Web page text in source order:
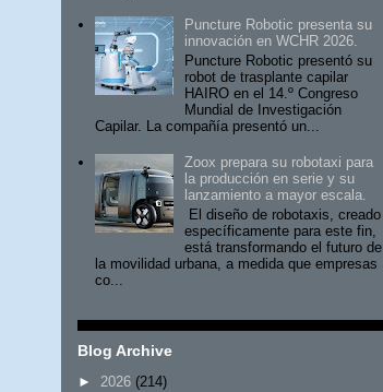
Puncture Robotic presenta su
innovación en WCHR 2026.
Puncture Robotic presentó su
robot de trasplante capilar
HAIRO en el 14.º Congreso
Mundial de Investigación
Capilar. La compañía presentó un...
Zoox prepara su robotaxi para
la producción en serie y su
lanzamiento a mayor escala.
El diseño de robotaxis, creado
específicamente para este fin,
está transformando el futuro de
la movilidad urbana, a medida que empresas
co...
Blog Archive
► 2026 (214)